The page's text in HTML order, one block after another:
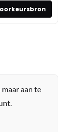
aan te